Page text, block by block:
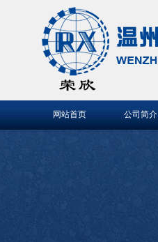
网站首页 公司简介